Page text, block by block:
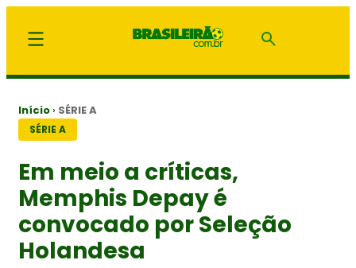
Início › SÉRIE A
SÉRIE A
Em meio a críticas,
Memphis Depay é
convocado por Seleção
Holandesa